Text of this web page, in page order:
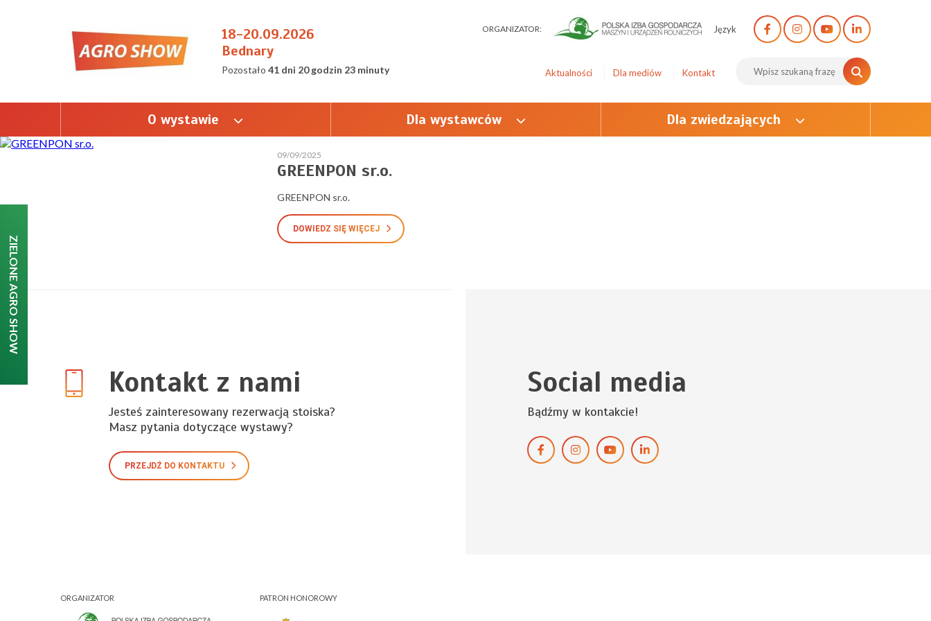
ZIELONE AGRO SHOW
18-20.09.2026
Bednary
Pozostało 41 dni 20 godzin 23 minuty
ORGANIZATOR: Język
Aktualności Dla mediów Kontakt
O wystawie Dla wystawców Dla zwiedzających
09/09/2025
GREENPON sr.o.
GREENPON sr.o.
DOWIEDZ SIĘ WIĘCEJ
Kontakt z nami
Jesteś zainteresowany rezerwacją stoiska?
Masz pytania dotyczące wystawy?
PRZEJDŹ DO KONTAKTU
Social media
Bądźmy w kontakcie!
ORGANIZATOR PATRON HONOROWY